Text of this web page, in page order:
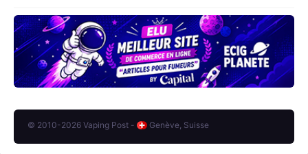
© 2010-2026 Vaping Post - Genève, Suisse